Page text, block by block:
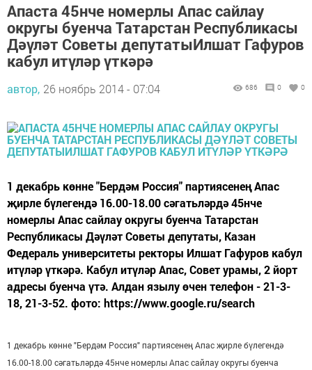
Апаста 45нче номерлы Апас сайлау
округы буенча Татарстан Республикасы
Дәүләт Советы депутатыИлшат Гафуров
кабул итүләр үткәрә
автор, 26 ноябрь 2014 - 07:04 686 0 0
1 декабрь көнне "Бердәм Россия" партиясенең Апас
җирле бүлегендә 16.00-18.00 сәгатьләрдә 45нче
номерлы Апас сайлау округы буенча Татарстан
Республикасы Дәүләт Советы депутаты, Казан
Федераль университеты ректоры Илшат Гафуров кабул
итүләр үткәрә. Кабул итүләр Апас, Совет урамы, 2 йорт
адресы буенча үтә. Алдан язылу өчен телефон - 21-3-
18, 21-3-52. фото: https://www.google.ru/search
1 декабрь көнне "Бердәм Россия" партиясенең Апас җирле бүлегендә
16.00-18.00 сәгатьләрдә 45нче номерлы Апас сайлау округы буенча